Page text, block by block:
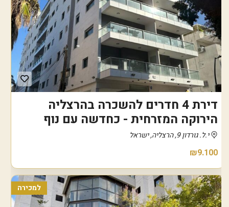
דירת 4 חדרים להשכרה בהרצליה
הירוקה המזרחית - כחדשה עם נוף
י.ל. גורדון 9, הרצליה, ישראל
₪9.100
למכירה